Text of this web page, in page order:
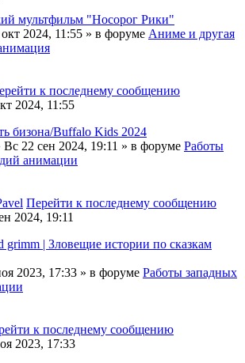
мультфильм "Носорог Рики"
2024, 11:55 » в форуме Аниме и другая
к последнему сообщению
2024, 11:55
бизона/Buffalo Kids 2024
Вс 22 сен 2024, 19:11 » в форуме Работы
анимации
Перейти к последнему сообщению
2024, 19:11
grimm | Зловещие истории по сказкам
2023, 17:33 » в форуме Работы западных
к последнему сообщению
2023, 17:33